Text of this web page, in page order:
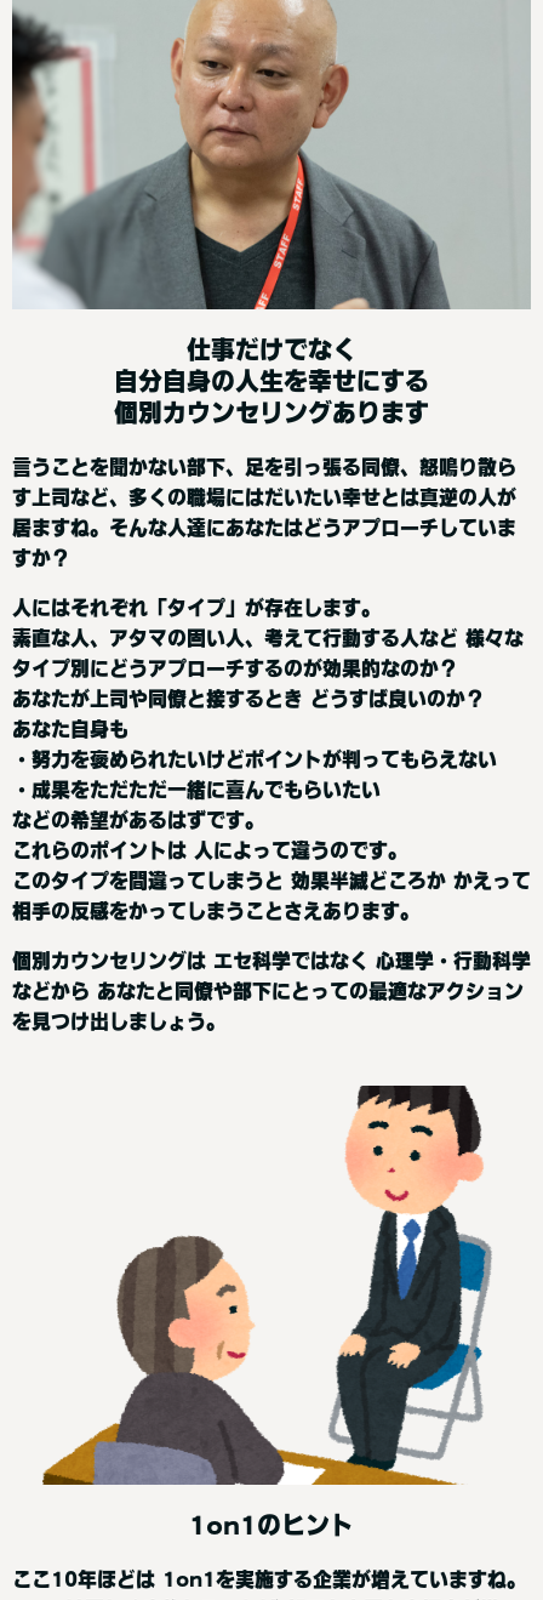
仕事だけでなく
自分自身の人生を幸せにする
個別カウンセリングあります
言うことを聞かない部下、足を引っ張る同僚、怒鳴り散ら
す上司など、多くの職場にはだいたい幸せとは真逆の人が
居ますね。そんな人達にあなたはどうアプローチしていま
すか？
人にはそれぞれ「タイプ」が存在します。
素直な人、アタマの固い人、考えて行動する人など 様々な
タイプ別にどうアプローチするのが効果的なのか？
あなたが上司や同僚と接するとき どうすば良いのか？
あなた自身も
・努力を褒められたいけどポイントが判ってもらえない
・成果をただただ一緒に喜んでもらいたい
などの希望があるはずです。
これらのポイントは 人によって違うのです。
このタイプを間違ってしまうと 効果半減どころか かえって
相手の反感をかってしまうことさえあります。
個別カウンセリングは エセ科学ではなく 心理学・行動科学
などから あなたと同僚や部下にとっての最適なアクション
を見つけ出しましょう。
1on1のヒント
ここ10年ほどは 1on1を実施する企業が増えていますね。